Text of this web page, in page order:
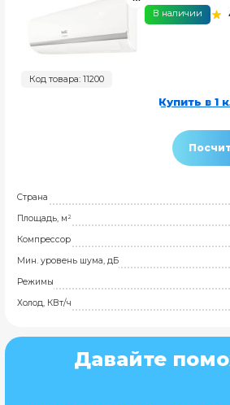
Код товара: 11200
В наличии
Купить в 1
Страна
Площадь, м²
Компрессор
Мин. уровень шума, дБ
Режимы
Холод, КВт/ч
Давайте